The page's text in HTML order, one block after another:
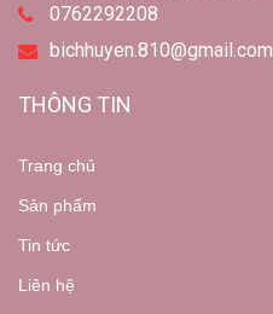
0762292208
bichhuyen.810@gmail.com
THÔNG TIN
Trang chủ
Sản phẩm
Tin tức
Liên hệ